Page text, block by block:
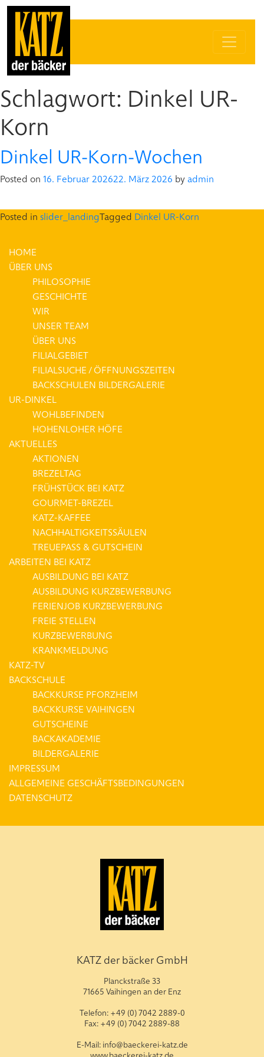
Schlagwort: Dinkel UR-
Korn
Dinkel UR-Korn-Wochen
Posted on 16. Februar 202622. März 2026 byadmin
Posted in slider_landingTagged Dinkel UR-Korn
HOME
ÜBER UNS
PHILOSOPHIE
GESCHICHTE
WIR
UNSER TEAM
ÜBER UNS
FILIALGEBIET
FILIALSUCHE / ÖFFNUNGSZEITEN
BACKSCHULEN BILDERGALERIE
UR-DINKEL
WOHLBEFINDEN
HOHENLOHER HÖFE
AKTUELLES
AKTIONEN
BREZELTAG
FRÜHSTÜCK BEI KATZ
GOURMET-BREZEL
KATZ-KAFFEE
NACHHALTIGKEITSSÄULEN
TREUEPASS & GUTSCHEIN
ARBEITEN BEI KATZ
AUSBILDUNG BEI KATZ
AUSBILDUNG KURZBEWERBUNG
FERIENJOB KURZBEWERBUNG
FREIE STELLEN
KURZBEWERBUNG
KRANKMELDUNG
KATZ-TV
BACKSCHULE
BACKKURSE PFORZHEIM
BACKKURSE VAIHINGEN
GUTSCHEINE
BACKAKADEMIE
BILDERGALERIE
IMPRESSUM
ALLGEMEINE GESCHÄFTSBEDINGUNGEN
DATENSCHUTZ
KATZ der bäcker GmbH
Planckstraße 33
71665 Vaihingen an der Enz
Telefon: +49 (0) 7042 2889-0
Fax: +49 (0) 7042 2889-88
E-Mail: info@baeckerei-katz.de
www.baeckerei-katz.de